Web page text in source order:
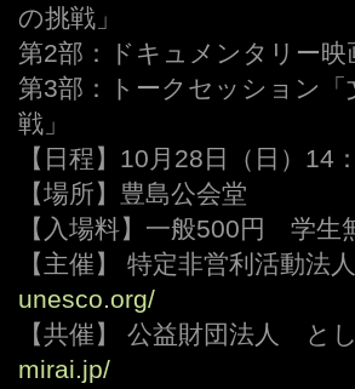
の挑戦」
第2部：ドキュメンタリー
第3部：トークセッション
戦」
【日程】10月28日（日）
【場所】豊島公会堂
【入場料】一般500円 学生
【主催】 特定非営利活動
unesco.org/
【共催】 公益財団法人
mirai.jp/